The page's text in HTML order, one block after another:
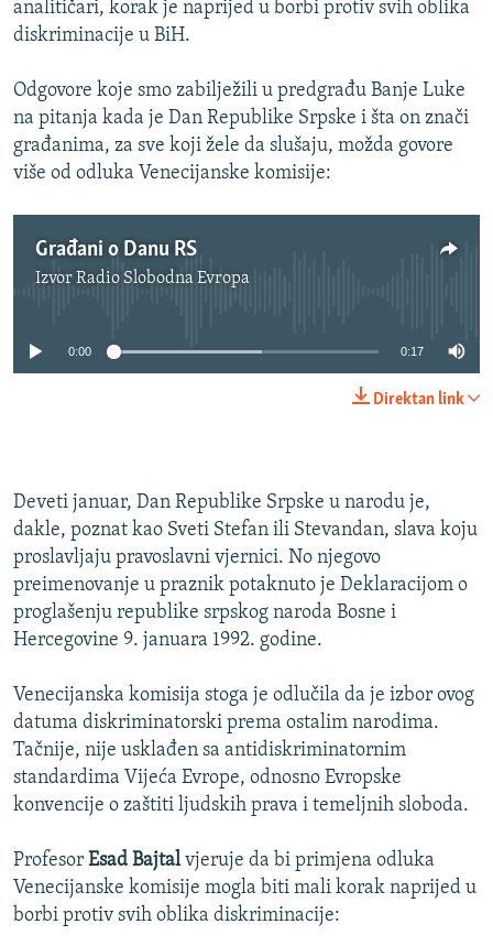
analitičari, korak je naprijed u borbi protiv svih oblika
diskriminacije u BiH.
Odgovore koje smo zabilježili u predgrađu Banje Luke
na pitanja kada je Dan Republike Srpske i šta on znači
građanima, za sve koji žele da slušaju, možda govore
više od odluka Venecijanske komisije:
Građani o Danu RS
IzvorRadio Slobodna Evropa
No media source currently available
0:00 0:17
Direktan link
Deveti januar, Dan Republike Srpske u narodu je,
dakle, poznat kao Sveti Stefan ili Stevandan, slava koju
proslavljaju pravoslavni vjernici. No njegovo
preimenovanje u praznik potaknuto je Deklaracijom o
proglašenju republike srpskog naroda Bosne i
Hercegovine 9. januara 1992. godine.
Venecijanska komisija stoga je odlučila da je izbor ovog
datuma diskriminatorski prema ostalim narodima.
Tačnije, nije usklađen sa antidiskriminatornim
standardima Vijeća Evrope, odnosno Evropske
konvencije o zaštiti ljudskih prava i temeljnih sloboda.
Profesor Esad Bajtalvjeruje da bi primjena odluka
Venecijanske komisije mogla biti mali korak naprijed u
borbi protiv svih oblika diskriminacije: